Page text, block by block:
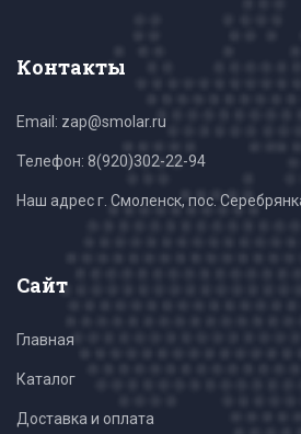
Контакты
Email: zap@smolar.ru
Телефон: 8(920)302-22-94
Наш адрес г. Смоленск, пос.
Сайт
Главная
Каталог
Доставка и оплата